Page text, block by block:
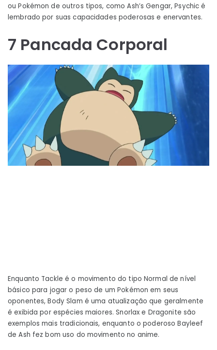
ou Pokémon de outros tipos, como Ash’s Gengar, Psychic é
lembrado por suas capacidades poderosas e enervantes.
7 Pancada Corporal
Enquanto Tackle é o movimento do tipo Normal de nível
básico para jogar o peso de um Pokémon em seus
oponentes, Body Slam é uma atualização que geralmente
é exibida por espécies maiores. Snorlax e Dragonite são
exemplos mais tradicionais, enquanto o poderoso Bayleef
de Ash fez bom uso do movimento no anime.